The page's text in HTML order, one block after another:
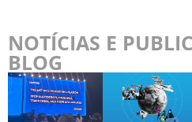
NOTÍCIAS E
BLOG